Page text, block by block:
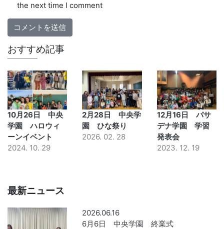
the next time I comment
おすすめ記事
10月26日 中央
学園 ハロウィ
ーンイベント
2024. 10. 29
2月28日 中央学
園 ひな祭り
2026. 02. 28
12月16日 パサ
デナ学園 学習
発表会
2023. 12. 19
最新ニュース
2026.06.16
6月6日 中央学園 終業式